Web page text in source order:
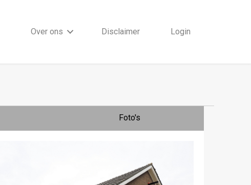
Over ons Disclaimer Login
Foto's